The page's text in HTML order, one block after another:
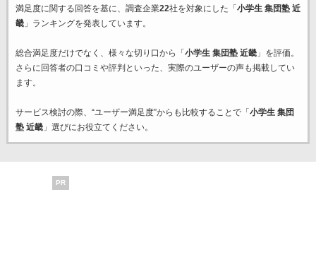
満足度に関する回答を基に、調査企業22社を対象にした「 小学生 集団塾 近
畿」ランキングを発表しています。
総合満足度だけでなく、様々な切り口から「 小学生 集団塾 近畿」を評価。
さらに回答者の口コミや評判といった、実際のユーザーの声も掲載してい
ます。
サービス検討の際、“ユーザー満足度”からも比較することで「 小学生 集団
塾 近畿」選びにお役立てください。
PR